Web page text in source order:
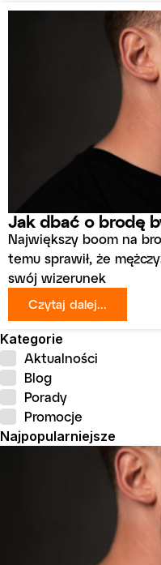
Jak dbać o brodę
Największy boom na
temu sprawił, że
swój wizerunek
Czytaj dalej...
Kategorie
Aktualności
Blog
Porady
Promocje
Najpopularniejsze